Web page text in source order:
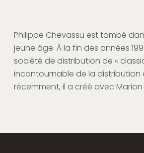
Philippe Chevassu est tombé
jeune âge. À la fin des années
société de distribution de «
incontournable de la distribution
récemment, il a créé avec